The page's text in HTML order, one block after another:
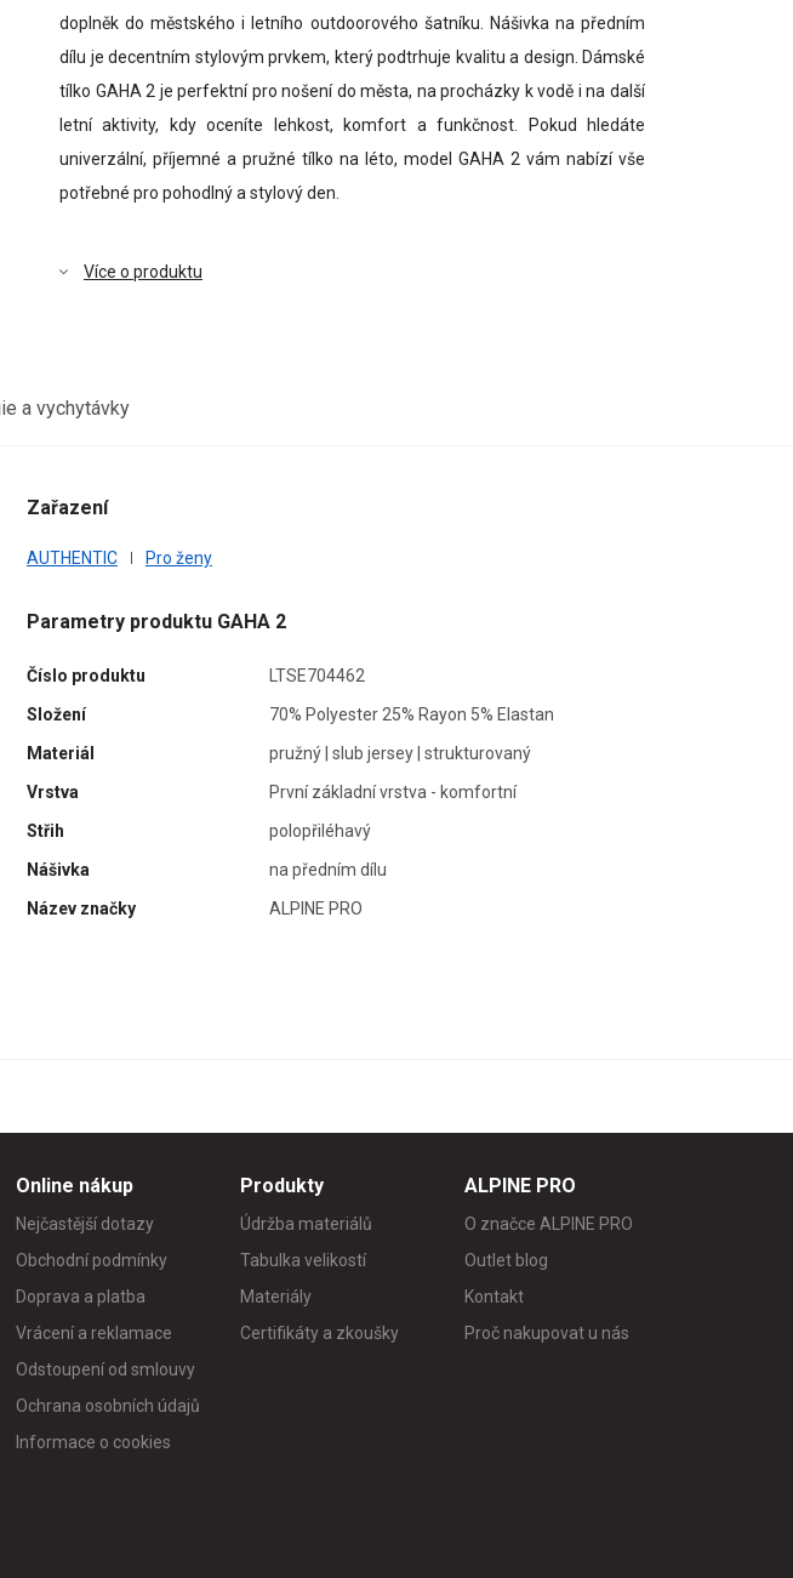
doplněk do městského i letního outdoorového šatníku. Nášivka na předním
dílu je decentním stylovým prvkem, který podtrhuje kvalitu a design. Dámské
tílko GAHA 2 je perfektní pro nošení do města, na procházky k vodě i na další
letní aktivity, kdy oceníte lehkost, komfort a funkčnost. Pokud hledáte
univerzální, příjemné a pružné tílko na léto, model GAHA 2 vám nabízí vše
potřebné pro pohodlný a stylový den.
Více o produktu
a vychytávky
Zařazení
AUTHENTIC Pro ženy
Parametry produktu GAHA 2
Číslo produktu
LTSE704462
Složení
70% Polyester 25% Rayon 5% Elastan
Materiál
pružný | slub jersey | strukturovaný
Vrstva
První základní vrstva - komfortní
Střih
polopřiléhavý
Nášivka
na předním dílu
Název značky
ALPINE PRO
Online nákup
Nejčastější dotazy
Obchodní podmínky
Doprava a platba
Vrácení a reklamace
Odstoupení od smlouvy
Ochrana osobních údajů
Informace o cookies
Produkty
Údržba materiálů
Tabulka velikostí
Materiály
Certifikáty a zkoušky
ALPINE PRO
O značce ALPINE PRO
Outlet blog
Kontakt
Proč nakupovat u nás